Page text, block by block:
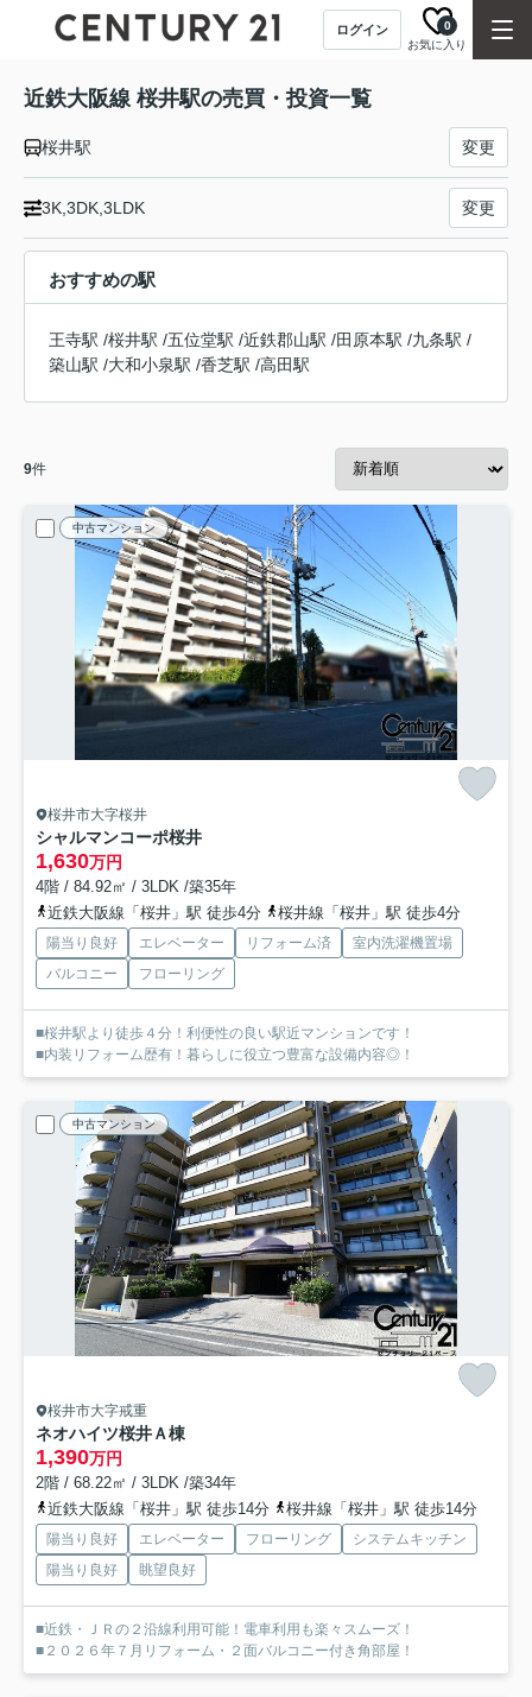
ログイン
お気に入り
0
近鉄大阪線 桜井駅の売買・投資一覧
桜井駅 変更
3K,3DK,3LDK 変更
おすすめの駅
王寺駅 /桜井駅 /五位堂駅 /近鉄郡山駅 /田原本駅 /九条駅 /
築山駅 /大和小泉駅 /香芝駅 /高田駅
9件
中古マンション
桜井市大字桜井
シャルマンコーポ桜井
1,630万円
4階 / 84.92㎡ / 3LDK /築35年
近鉄大阪線「桜井」駅 徒歩4分
桜井線「桜井」駅 徒歩4分
陽当り良好 エレベーター リフォーム済
室内洗濯機置場
バルコニー
フローリング
■桜井駅より徒歩４分！利便性の良い駅近マンションです！
■内装リフォーム歴有！暮らしに役立つ豊富な設備内容◎！
中古マンション
桜井市大字戒重
ネオハイツ桜井Ａ棟
1,390万円
2階 / 68.22㎡ / 3LDK /築34年
近鉄大阪線「桜井」駅 徒歩14分
桜井線「桜井」駅 徒歩14分
陽当り良好 エレベーター フローリング
システムキッチン
陽当り良好
眺望良好
■近鉄・ＪＲの２沿線利用可能！電車利用も楽々スムーズ！
■２０２６年７月リフォーム・２面バルコニー付き角部屋！